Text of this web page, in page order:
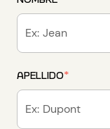
APELLIDO*